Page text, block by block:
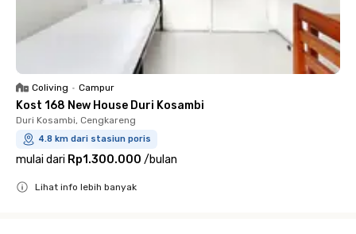
Coliving • Campur
Kost 168 New House Duri Kosambi
Duri Kosambi, Cengkareng
4.8 km dari stasiun poris
mulai dari Rp1.300.000 /bulan
Lihat info lebih banyak